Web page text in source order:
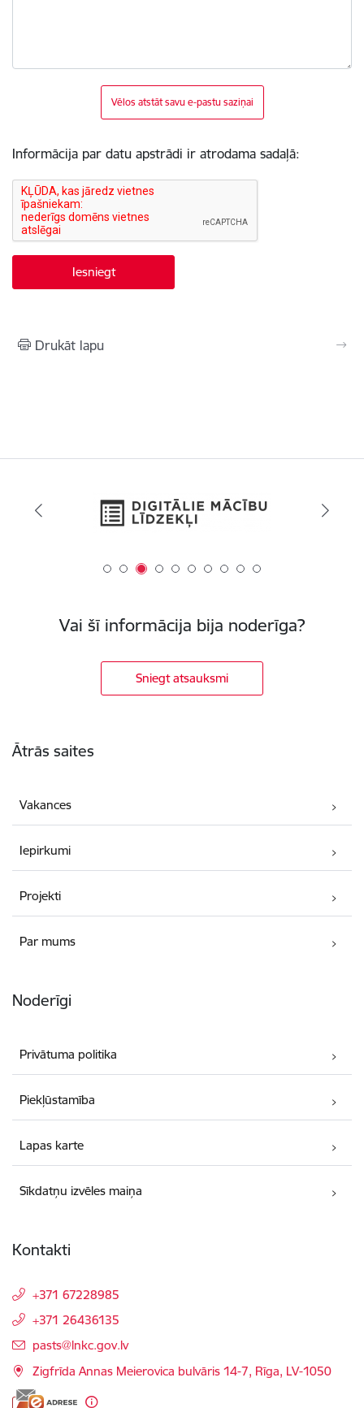
Vēlos atstāt savu e-pastu saziņai
Informācija par datu apstrādi ir atrodama sadaļā:
Drukāt lapu
Vai šī informācija bija noderīga?
Sniegt atsauksmi
Ātrās saites
Vakances
Iepirkumi
Projekti
Par mums
Noderīgi
Privātuma politika
Piekļūstamība
Lapas karte
Sīkdatņu izvēles maiņa
Kontakti
+371 67228985
+371 26436135
E-pasts:
pasts@lnkc.gov.lv
Zigfrīda Annas Meierovica bulvāris 14-7, Rīga, LV-1050